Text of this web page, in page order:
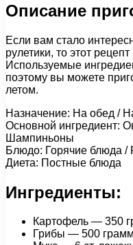
Описание
Если вам стало
рулетики, то этот
Используемые
поэтому вы можете
летом.
Назначение: На обед /
Основной ингредиент:
Шампиньоны
Блюдо: Горячие блюда /
Диета: Постные блюда
Ингредиенты:
Картофель — 350
Грибы — 500